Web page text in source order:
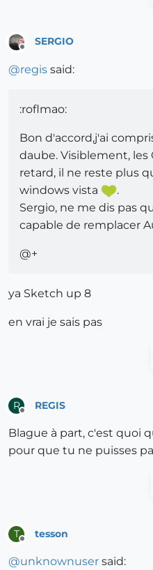
SERGIO
@regis said:
:roflmao:
Bon d'accord,j'ai
daube. Visiblement, les
retard, il ne reste plus
windows vista
.
Sergio, ne me dis pas
capable de remplacer
@+
ya Sketch up 8
en vrai je sais pas
R REGIS
Blague à part, c'est quoi
pour que tu ne puisses
T tesson
@unknownuser said: